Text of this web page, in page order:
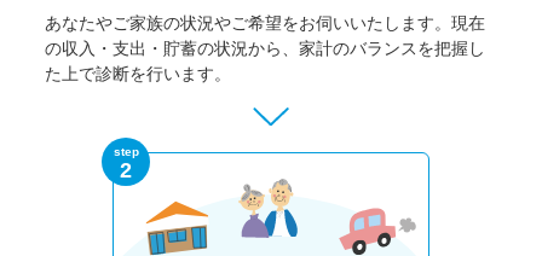
あなたやご家族の状況やご希望をお伺いいたします。 現在
の収入・支出・貯蓄の状況から、家計のバランスを把握し
た上で診断を行います。
step
2